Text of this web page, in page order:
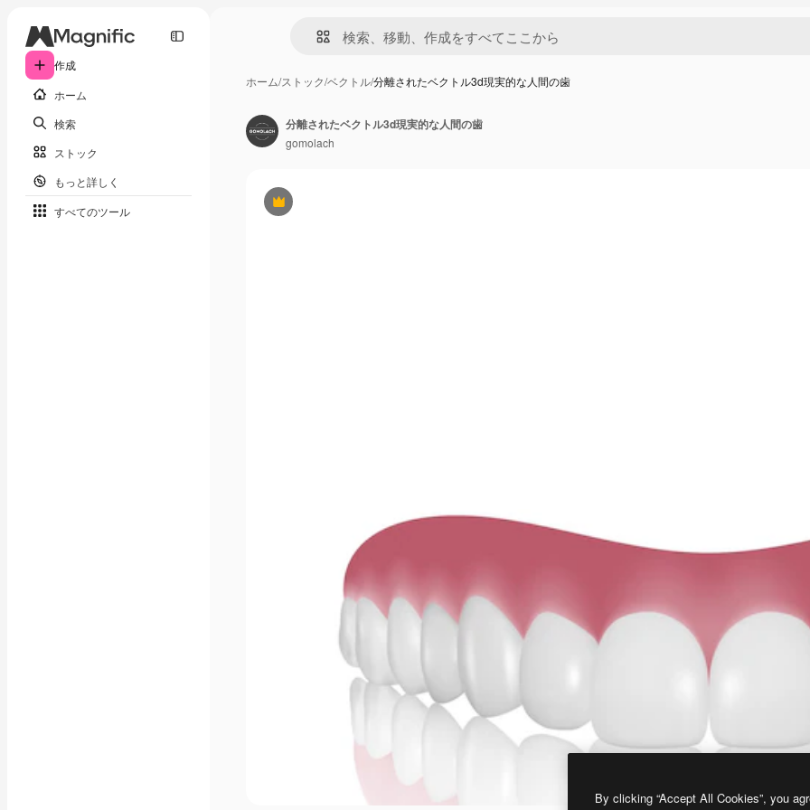
作成
ホーム
検索
ストック
もっと詳しく
すべてのツール
ホーム/ストック/ベクトル/分離されたベクトル3d現実的な人間の歯
Premium
分離されたベクトル3d現実的な人間の歯
gomolach
By clicking “Accept All Cookies”, you